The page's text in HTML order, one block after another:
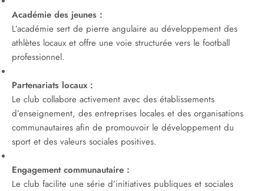
Académie des jeunes :
L’académie sert de pierre angulaire au développement des
athlètes locaux et offre une voie structurée vers le football
professionnel.
Partenariats locaux :
Le club collabore activement avec des établissements
d’enseignement, des entreprises locales et des organisations
communautaires afin de promouvoir le développement du
sport et des valeurs sociales positives.
Engagement communautaire :
Le club facilite une série d’initiatives publiques et sociales